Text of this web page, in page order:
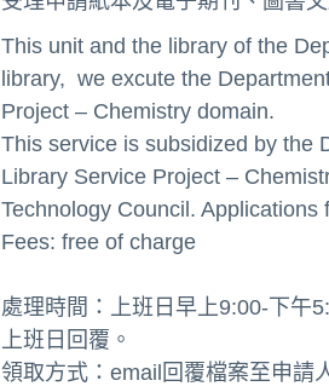
This unit and the library of the
library, we excute the
Project – Chemistry domain.
This service is subsidized by the
Library Service Project –
Technology Council.
Fees: free of charge
處理時間：上班日早上9:00-下午
上班日回覆。
領取方式：email回覆檔案至申請